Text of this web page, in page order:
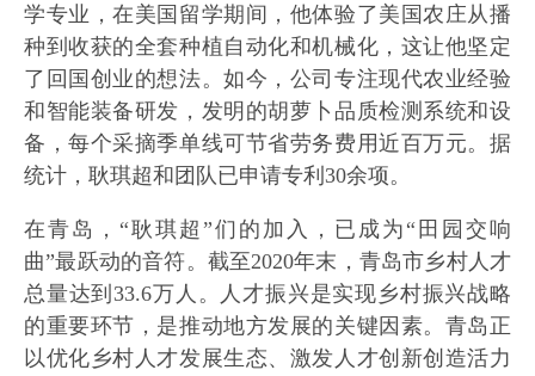
学专业，在美国留学期间，他体验了美国农庄从播
种到收获的全套种植自动化和机械化，这让他坚定
了回国创业的想法。如今，公司专注现代农业经验
和智能装备研发，发明的胡萝卜品质检测系统和设
备，每个采摘季单线可节省劳务费用近百万元。据
统计，耿琪超和团队已申请专利30余项。
在青岛，“耿琪超”们的加入，已成为“田园交响
曲”最跃动的音符。截至2020年末，青岛市乡村人才
总量达到33.6万人。人才振兴是实现乡村振兴战略
的重要环节，是推动地方发展的关键因素。青岛正
以优化乡村人才发展生态、激发人才创新创造活力